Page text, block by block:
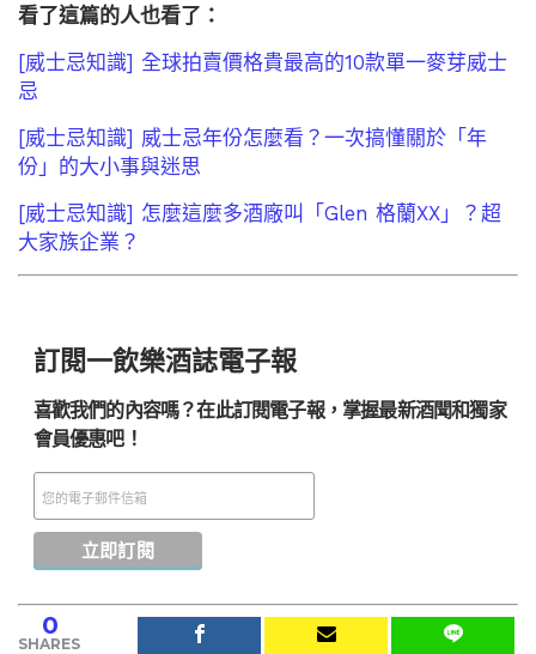
看了這篇的人也看了：
[威士忌知識] 全球拍賣價格貴最高的10款單一麥芽威士
忌
[威士忌知識] 威士忌年份怎麼看？一次搞懂關於「年
份」的大小事與迷思
[威士忌知識] 怎麼這麼多酒廠叫「Glen 格蘭XX」？超
大家族企業？
訂閱一飲樂酒誌電子報
喜歡我們的內容嗎？在此訂閱電子報，掌握最新酒聞和獨家
會員優惠吧！
0
SHARES